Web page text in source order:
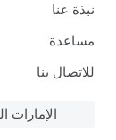
نبذة عنا
مساعدة
للاتصال بنا
الإمارات